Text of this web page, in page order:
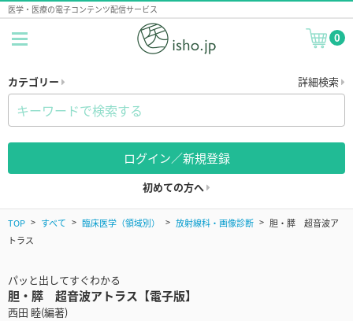
医学・医療の電子コンテンツ配信サービス
0
カテゴリー 詳細検索
ログイン／新規登録
初めての方へ
TOP すべて 臨床医学（領域別） 放射線科・画像診断
胆・膵 超音波ア
トラス
パッと出してすぐわかる
胆・膵 超音波アトラス【電子版】
西田 睦(編著)